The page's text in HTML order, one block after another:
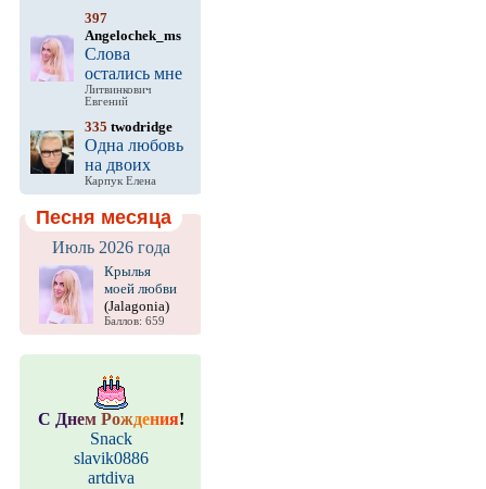
397
Angelochek_ms
Слова
остались мне
Литвинкович
Евгений
335 twodridge
Одна любовь
на двоих
Карпук Елена
Песня месяца
Июль 2026 года
Крылья
моей любви
(Jalagonia)
Баллов: 659
С Днем Рождения!
Snack
slavik0886
artdiva